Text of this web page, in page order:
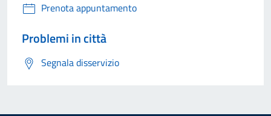
Prenota appuntamento
Problemi in città
Segnala disservizio